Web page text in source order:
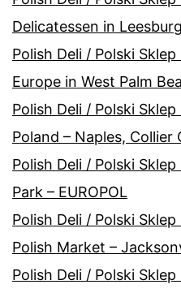
Delicatessen in
Polish Deli / Polski
Europe in West Palm
Polish Deli / Polski
Poland – Naples, Collier
Polish Deli / Polski
Park – EUROPOL
Polish Deli / Polski
Polish Market –
Polish Deli / Polski